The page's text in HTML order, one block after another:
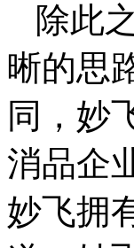
除此
晰的思
同，妙
消品企
妙飞拥